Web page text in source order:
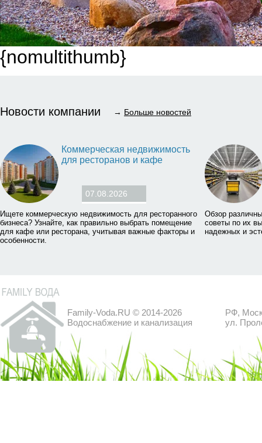
{nomultithumb}
Новости компании → Больше новостей
Коммерческая недвижимость
для ресторанов и кафе
07.08.2026
Ищете коммерческую недвижимость для ресторанного
бизнеса? Узнайте, как правильно выбрать помещение
для кафе или ресторана, учитывая важные факторы и
особенности.
Обзор
советы по их
надежных и
Family-Voda.RU © 2014-2026
Водоснабжение и канализация
РФ,
ул.